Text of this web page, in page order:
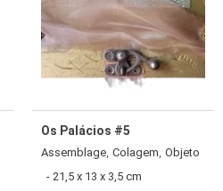
Os Palácios #5
Assemblage, Colagem, Objeto
- 21,5 x 13 x 3,5 cm